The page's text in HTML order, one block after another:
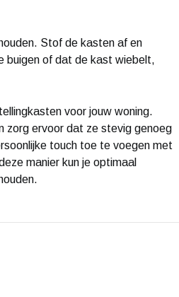
Stof de kasten af en
buigen of dat de kast wiebelt,
voor jouw woning.
zorg ervoor dat ze stevig genoeg
touch toe te voegen met
manier kun je optimaal